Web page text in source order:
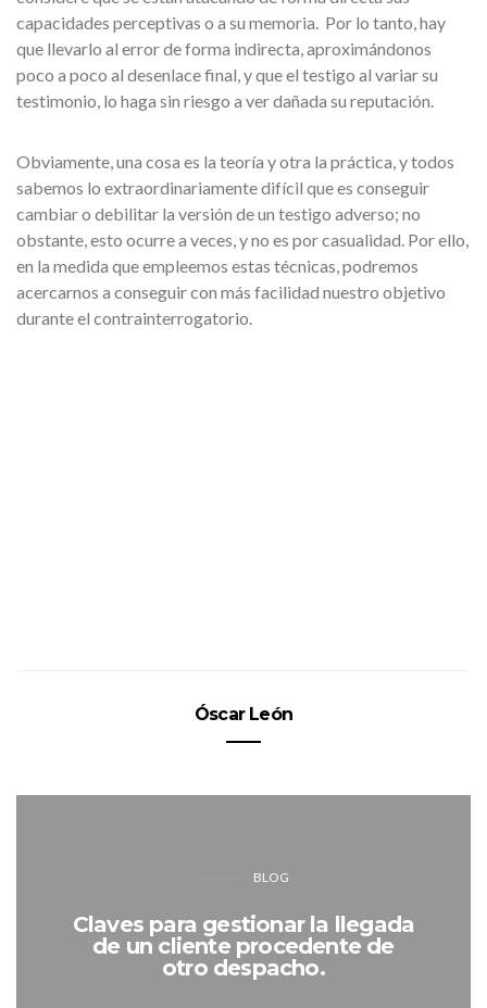
capacidades perceptivas o a su memoria. Por lo tanto, hay
que llevarlo al error de forma indirecta, aproximándonos
poco a poco al desenlace final, y que el testigo al variar su
testimonio, lo haga sin riesgo a ver dañada su reputación.
Obviamente, una cosa es la teoría y otra la práctica, y todos
sabemos lo extraordinariamente difícil que es conseguir
cambiar o debilitar la versión de un testigo adverso; no
obstante, esto ocurre a veces, y no es por casualidad. Por ello,
en la medida que empleemos estas técnicas, podremos
acercarnos a conseguir con más facilidad nuestro objetivo
durante el contrainterrogatorio.
Óscar León
BLOG
Claves para gestionar la llegada
de un cliente procedente de
otro despacho.